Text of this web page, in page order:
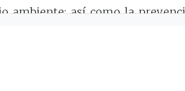
ambiente; así como la